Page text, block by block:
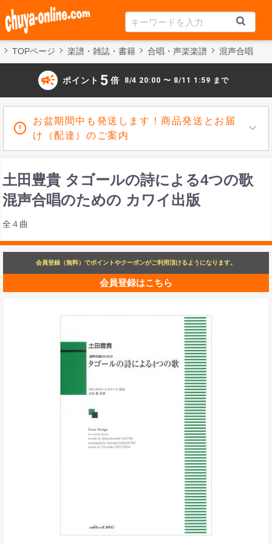
TOPページ 楽譜・雑誌・書籍 合唱・声楽楽譜 混声合唱
campaign ポイント 5 倍 8/4 20:00 〜 8/11 1:59 まで
お盆期間中も発送します！商品発送とお届
け（配達）のご案内
土田豊貴 タゴールの詩による4つの歌
混声合唱のための カワイ出版
全４曲
会員登録（無料）でポイントやクーポンがご利用頂けるようになります。
会員登録はこちら